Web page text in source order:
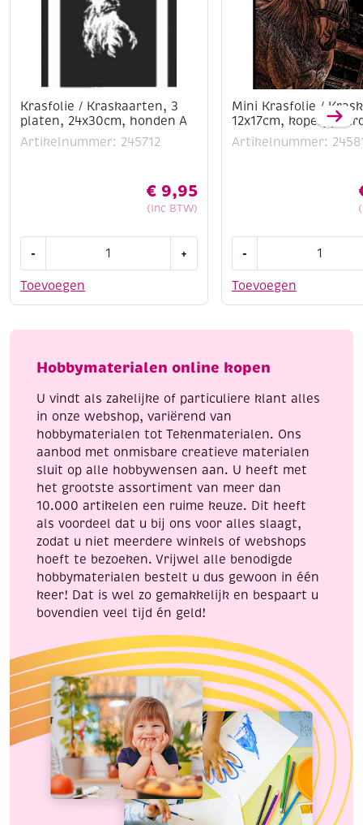
Krasfolie / Kraskaarten, 3
platen, 24x30cm, honden A
Artikelnummer: 245712
€ 9,95
(Inc BTW)
Toevoegen
-
Kraskaarten,
24x30cm,
+
Mini Krasfolie /
12x17cm, koper,
Artikelnummer:
Toevoegen
-
/
koper,
aantal
Hobbymaterialen online kopen
U vindt als zakelijke of particuliere klant alles
in onze webshop, variërend van
hobbymaterialen tot Tekenmaterialen. Ons
aanbod met onmisbare creatieve materialen
sluit op alle hobbywensen aan. U heeft met
het grootste assortiment van meer dan
10.000 artikelen een ruime keuze. Dit heeft
als voordeel dat u bij ons voor alles slaagt,
zodat u niet meerdere winkels of webshops
hoeft te bezoeken. Vrijwel alle benodigde
hobbymaterialen bestelt u dus gewoon in één
keer! Dat is wel zo gemakkelijk en bespaart u
bovendien veel tijd én geld!